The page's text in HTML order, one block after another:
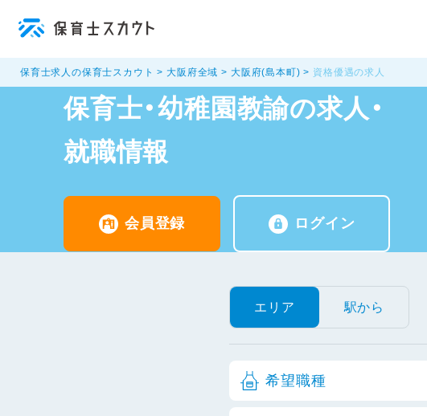
保育士求人の保育士スカウト 大阪府全域 大阪府(島本町) 資格優遇の求人
保育士・幼稚園教諭の求人・
就職情報
会員登録 ログイン
エリア 駅から
希望職種